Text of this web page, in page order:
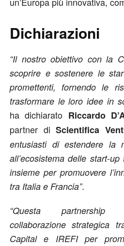
Dichiarazioni
“Il nostro obiettivo con la
scoprire e sostenere le
promettenti, fornendo le
trasformare le loro idee in
ha dichiarato Riccardo
partner diScientifica
entusiasti di estendere la
all’ecosistema delle start-
insieme per promuovere
tra Italia e Francia”.
“Questa partnership
collaborazione strategica
Capital e IREFI per